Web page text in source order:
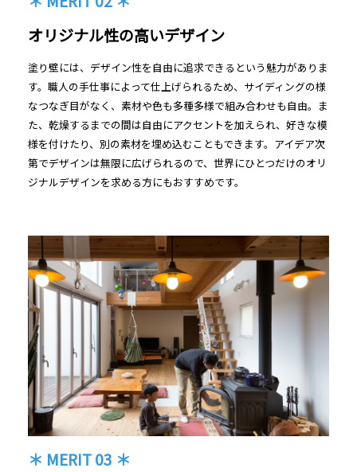
オリジナル性の高いデザイン
塗り壁には、デザイン性を自由に追求できるという魅力がありま
す。職人の手仕事によって仕上げられるため、サイディングの様
なつなぎ目がなく、素材や色も多種多様で組み合わせも自由。ま
た、乾燥するまでの間は自由にアクセントを加えられ、好きな模
様を付けたり、別の素材を埋め込むこともできます。アイデア次
第でデザインは無限に広げられるので、世界にひとつだけのオリ
ジナルデザインを求める方にもおすすめです。
＊ MERIT 03 ＊